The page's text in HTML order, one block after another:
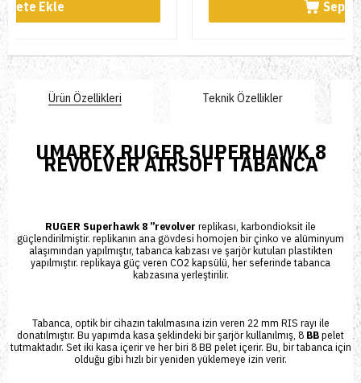
Ürün Özellikleri Teknik Özellikler
UMAREX RUGER SUPERHAWK 8
REVOLVER AIRSOFT TABANCA
RUGER Superhawk 8 ”revolver replikası, karbondioksitile
güçlendirilmiştir. replikanın ana gövdesi homojen bir çinko ve alüminyum
alaşımından yapılmıştır,tabanca kabzası ve şarjör kutuları plastikten
yapılmıştır. replikaya güç veren CO2kapsülü, her seferinde tabanca
kabzasına yerleştirilir.
Tabanca, optik bir cihazın takılmasına izin veren 22 mm RIS rayı ile
donatılmıştır. Bu yapımda kasa şeklindeki bir şarjör kullanılmış, 8 BBpelet
tutmaktadır. Set iki kasa içerir ve her biri 8 BB pelet içerir. Bu, bir tabanca için
olduğu gibi hızlı bir yeniden yüklemeye izin verir.